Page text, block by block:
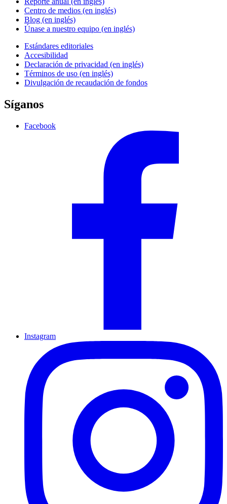
Centro de medios (en inglés)
Blog (en inglés)
Únase a nuestro equipo (en inglés)
Estándares editoriales
Accesibilidad
Declaración de privacidad (en inglés)
Términos de uso (en inglés)
Divulgación de recaudación de fondos
Síganos
Facebook
Instagram